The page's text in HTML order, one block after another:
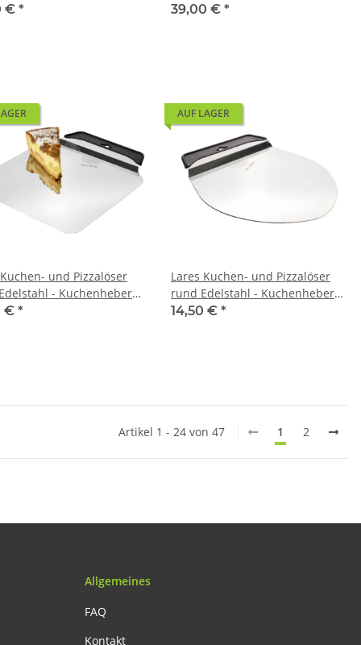
€ *
für 5 Liter Getränkeboxen
39,00 € *
und Pizzalöser
- Kuchenheber
Tortenheber
€ *
AUF LAGER
Lares Kuchen- und Pizzalöser
rund Edelstahl - Kuchenheber
Kuchenretter Tortenheber
14,50 € *
Artikel 1 - 24 von 47 1 2
Allgemeines
FAQ
Kontakt